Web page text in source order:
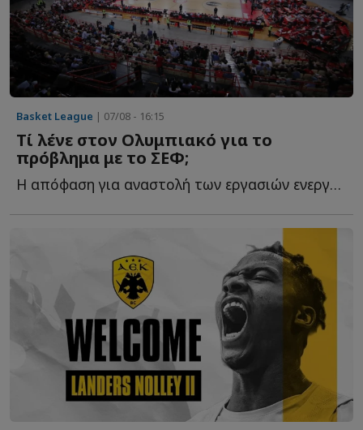
Basket League | 07/08 - 16:15
Τί λένε στον Ολυμπιακό για το
πρόβλημα με το ΣΕΦ;
Η απόφαση για αναστολή των εργασιών ενεργειακής αναβάθμισης δ...